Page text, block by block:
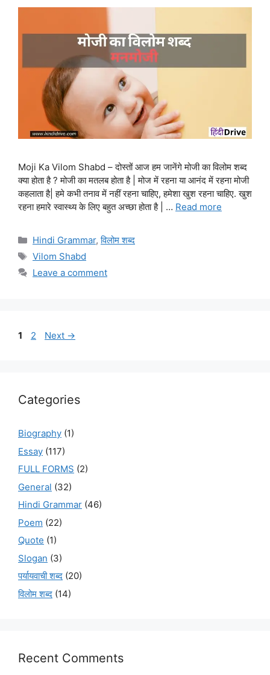
Moji Ka Vilom Shabd – दोस्तों आज हम जानेंगे मोजी का विलोम शब्द
क्या होता है ? मोजी का मतलब होता है | मोज में रहना या आनंद में रहना मोजी
कहलाता है| हमे कभी तनाव में नहीं रहना चाहिए, हमेशा खुश रहना चाहिए. खुश
रहना हमारे स्वास्थ्य के लिए बहुत अच्छा होता है | … Read more
Categories
Hindi Grammar,विलोम शब्द
Tags
Vilom Shabd
Leave a comment
Page
1 Page
2 Next →
Categories
Biography (1)
Essay (117)
FULL FORMS (2)
General (32)
Hindi Grammar (46)
Poem (22)
Quote (1)
Slogan (3)
पर्यायवाची शब्द (20)
विलोम शब्द (14)
Recent Comments